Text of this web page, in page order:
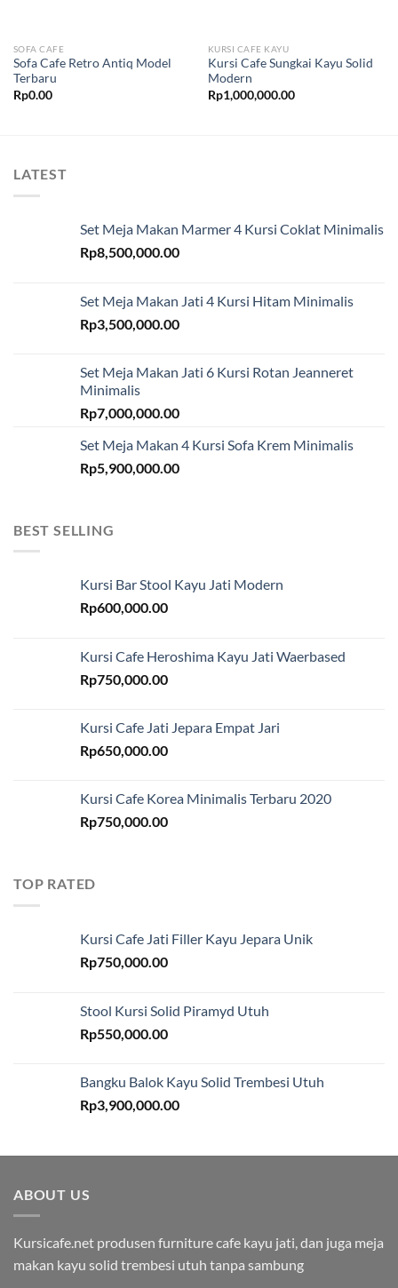
SOFA CAFE
Sofa Cafe Retro Antiq Model
Terbaru
Rp0.00
KURSI CAFE KAYU
Kursi Cafe Sungkai Kayu Solid
Modern
Rp1,000,000.00
LATEST
Set Meja Makan Marmer 4 Kursi Coklat Minimalis
Rp8,500,000.00
Set Meja Makan Jati 4 Kursi Hitam Minimalis
Rp3,500,000.00
Set Meja Makan Jati 6 Kursi Rotan Jeanneret
Minimalis
Rp7,000,000.00
Set Meja Makan 4 Kursi Sofa Krem Minimalis
Rp5,900,000.00
BEST SELLING
Kursi Bar Stool Kayu Jati Modern
Rp600,000.00
Kursi Cafe Heroshima Kayu Jati Waerbased
Rp750,000.00
Kursi Cafe Jati Jepara Empat Jari
Rp650,000.00
Kursi Cafe Korea Minimalis Terbaru 2020
Rp750,000.00
TOP RATED
Kursi Cafe Jati Filler Kayu Jepara Unik
Rp750,000.00
Stool Kursi Solid Piramyd Utuh
Rp550,000.00
Bangku Balok Kayu Solid Trembesi Utuh
Rp3,900,000.00
ABOUT US
Kursicafe.net produsen furniture cafe kayu jati, dan juga meja
makan kayu solid trembesi utuh tanpa sambung